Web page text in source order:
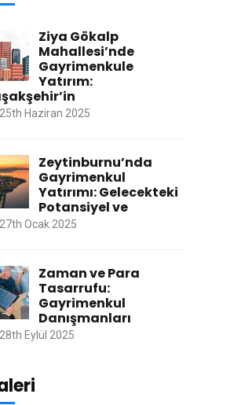
Ziya Gökalp
Mahallesi’nde
Gayrimenkule
Yatırım:
25th Haziran 2025
Zeytinburnu’nda
Gayrimenkul
Yatırımı: Gelecekteki
Potansiyel ve
27th Ocak 2025
Zaman ve Para
Tasarrufu:
Gayrimenkul
Danışmanları
28th Eylül 2025